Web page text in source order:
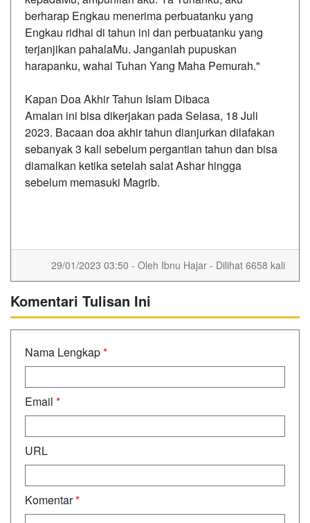
berharap Engkau menerima perbuatanku yang
Engkau ridhai di tahun ini dan perbuatanku yang
terjanjikan pahalaMu. Janganlah pupuskan
harapanku, wahai Tuhan Yang Maha Pemurah."
Kapan Doa Akhir Tahun Islam Dibaca
Amalan ini bisa dikerjakan pada Selasa, 18 Juli
2023. Bacaan doa akhir tahun dianjurkan dilafakan
sebanyak 3 kali sebelum pergantian tahun dan bisa
diamalkan ketika setelah salat Ashar hingga
sebelum memasuki Magrib.
29/01/2023 03:50 - Oleh Ibnu Hajar - Dilihat 6658 kali
Komentari Tulisan Ini
Nama Lengkap*
Email *
URL
Komentar*